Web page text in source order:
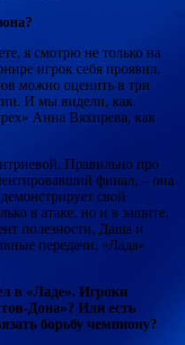
я смотрю не только на
игрок себя проявил.
можно оценить в три
И мы видели, как
Анна Вяхирева, как
Правильно про
финал, – она
свой
в атаке, но и в защите.
полезности, Даша и
передачи. «Лада»
в «Ладе». Игроки
Дона»? Или есть
борьбу чемпиону?